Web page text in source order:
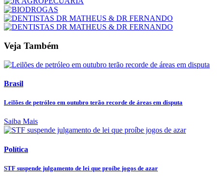
Veja Também
Brasil
Leilões de petróleo em outubro terão recorde de áreas em disputa
Saiba Mais
Política
STF suspende julgamento de lei que proíbe jogos de azar